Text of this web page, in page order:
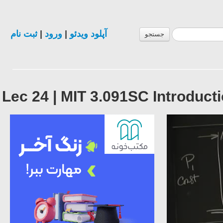
جستجو آپلود ویدئو ورود |ثبت نام
Lec 24 | MIT 3.091SC